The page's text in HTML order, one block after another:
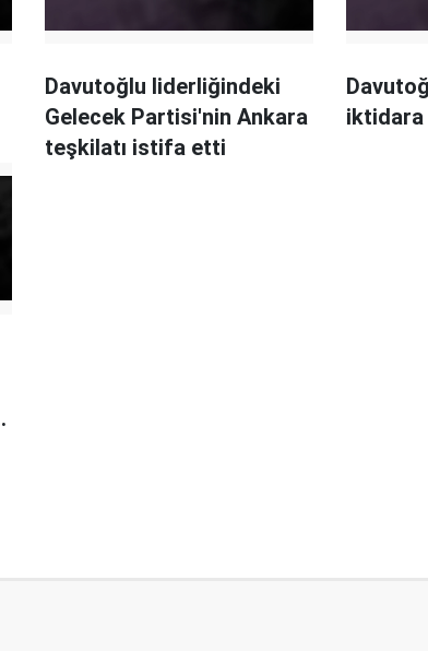
Davutoğlu liderliğindeki
Gelecek Partisi'nin Ankara
teşkilatı istifa etti
iktidara